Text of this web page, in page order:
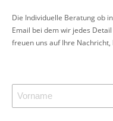
Die Individuelle Beratung ob
Email bei dem wir jedes
freuen uns auf Ihre